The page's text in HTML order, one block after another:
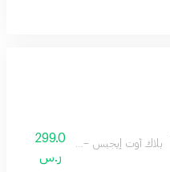
بلاك أوت إيجيس – بني (bla107)299.0
ر.س